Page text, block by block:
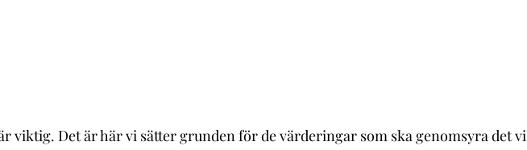
viktig. Det är här vi sätter grunden för de värderingar som ska genomsyra det vi